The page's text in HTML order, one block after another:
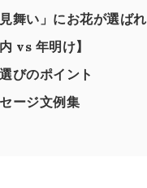
舞い」にお花が選ば
vs 年明け】
びのポイント
ージ文例集